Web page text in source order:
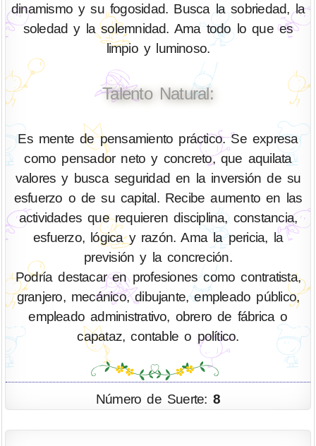
dinamismo y su fogosidad. Busca la sobriedad, la
soledad y la solemnidad. Ama todo lo que es
limpio y luminoso.
Talento Natural:
Es mente de pensamiento práctico. Se expresa
como pensador neto y concreto, que aquilata
valores y busca seguridad en la inversión de su
esfuerzo o de su capital. Recibe aumento en las
actividades que requieren disciplina, constancia,
esfuerzo, lógica y razón. Ama la pericia, la
previsión y la concreción.
Podría destacar en profesiones como contratista,
granjero, mecánico, dibujante, empleado público,
empleado administrativo, obrero de fábrica o
capataz, contable o político.
Número de Suerte: 8